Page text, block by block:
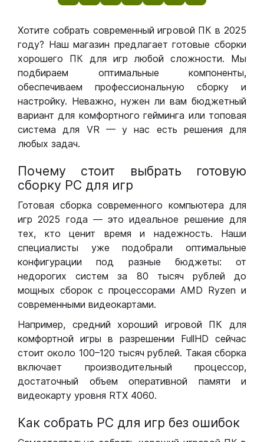
Хотите собрать современный игровой ПК в 2025
году? Наш магазин предлагает готовые сборки
хорошего ПК для игр любой сложности. Мы
подбираем оптимальные компоненты,
обеспечиваем профессиональную сборку и
настройку. Неважно, нужен ли вам бюджетный
вариант для комфортного гейминга или топовая
система для VR — у нас есть решения для
любых задач.
Почему стоит выбрать готовую
сборку РС для игр
Готовая сборка современного компьютера для
игр 2025 года — это идеальное решение для
тех, кто ценит время и надежность. Наши
специалисты уже подобрали оптимальные
конфигурации под разные бюджеты: от
недорогих систем за 80 тысяч рублей до
мощных сборок с процессорами AMD Ryzen и
современными видеокартами.
Например, средний хороший игровой ПК для
комфортной игры в разрешении FullHD сейчас
стоит около 100–120 тысяч рублей. Такая сборка
включает производительный процессор,
достаточный объем оперативной памяти и
видеокарту уровня RTX 4060.
Как собрать РС для игр без ошибок